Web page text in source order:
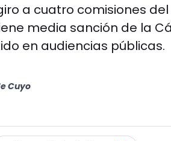
a cuatro comisiones
media sanción de la
en audiencias públicas.
Cuyo